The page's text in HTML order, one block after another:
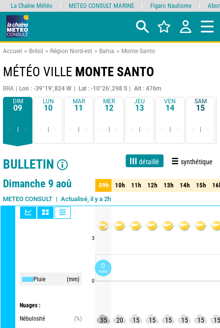
Accueil Brésil Région Nord-est Bahia Monte Santo
MÉTÉO VILLE MONTE SANTO
BRA Lon : -39°19’,824 W Lat : -10°26’,298 S
Alt : 476m
DIM
09
- -
LUN
10
- -
MAR
11
- -
MER
12
- -
JEU
13
- -
VEN
14
- -
SAM
15
- -
BULLETIN détaillé synthétique
1 jour 3 jours 7 jours 15 jours Fiabilité 90%
Dimanche 9 aoû
METEO CONSULT Actualisé, il y a 2h
Pluie (mm)
Nuages :
Nébulosité
(%)
3
0
09h 10h 11h 12h 13h 14h 15h
09h 10h 11h 12h 13h 14h 15h
35 20 15 15 15 15 15 15
La Chaîne Météo METEO CONSULT MARINE Figaro Nautisme
0
mm